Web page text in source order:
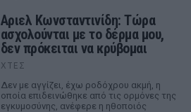
Αριελ Κωνσταντινίδη: Τώρα
ασχολούνται με το δέρμα μου,
δεν πρόκειται να κρύβομαι
ΧΤΕΣ
Δεν με αγγίζει, έχω ροδόχρου ακμή, η
οποία επιδεινώθηκε από τις ορμόνες της
εγκυμοσύνης, ανέφερε η ηθοποιός